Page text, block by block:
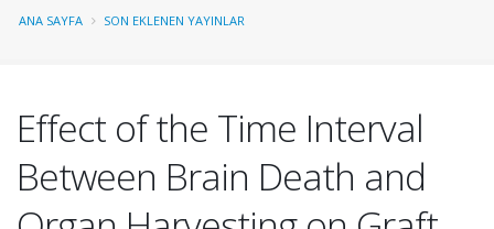
ANA SAYFA SON EKLENEN YAYINLAR
Effect of the Time Interval
Between Brain Death and